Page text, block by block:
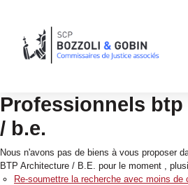
Professionnels
/ b.e.
Nous n'avons pas de biens à vous proposer
BTP Architecture / B.E. pour le moment ,
Re-soumettre la recherche avec moins de